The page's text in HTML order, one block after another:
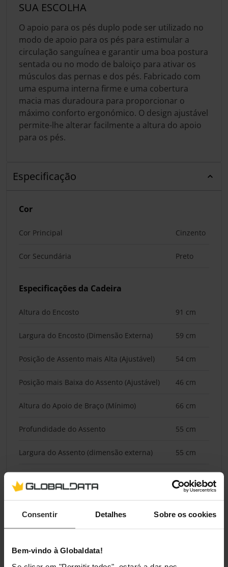
Consentir Detalhes Sobre os cookies
Bem-vindo à Globaldata!
SUA ESCOLHA
O apoio para os pés duplo pode ser utilizado no
modo de apoio para os pés para estimular a
circulação sanguínea e garantir uma boa postura
sentada ou no modo de baloiço para ativar os
músculos das pernas e dos pés. Fabricado com
uma espuma interna firme e uma cobertura
macia mas duradoura para proporcionar o
máximo conforto ergonómico. O design ajustável
permite-lhe alterar facilmente a altura do apoio
para os pés.
Especificação
Cor
Cor Principal Cinzento
Cor Secundária Preto
Especificações da Cadeira
Altura do Encosto 91 cm
Largura do Encosto (Dimensão Externa) 59 cm
Posição de Assento mais Alta (Ajustável) 54 cm
Posição mais Baixa do Assento (Ajustável) 46 cm
Altura do Apoio de Braço (Mínimo) 66 cm
Profundidade do Assento 55 cm
Largura do Assento (dimensão externa) 55 cm
Ajustabilidade
Encosto Ajustável
Altura Ajustável